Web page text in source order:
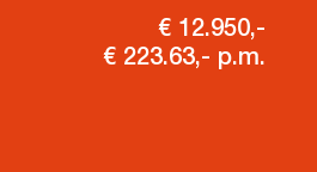
€ 12.950,-
€ 223.63,- p.m.